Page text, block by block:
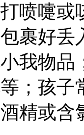
喷嚏或
裹好
我物品
；孩子
精或含